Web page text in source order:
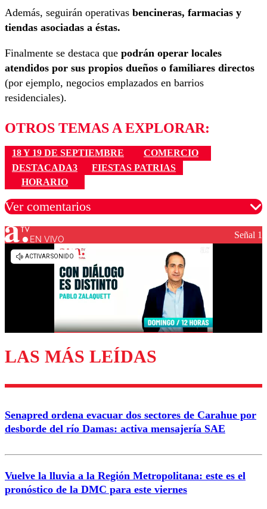
Además, seguirán operativas bencineras, farmacias y
tiendas asociadas a éstas.
Finalmente se destaca que podrán operar locales
atendidos por sus propios dueños o familiares directos
(por ejemplo, negocios emplazados en barrios
residenciales).
OTROS TEMAS A EXPLORAR:
18 Y 19 DE SEPTIEMBRE
COMERCIO
DESTACADA3
FIESTAS PATRIAS
HORARIO
Ver comentarios
Los comentarios son moderados para garantizar un
diálogo respetuoso.
Enviar comentario
EN VIVO Señal 1
LAS MÁS LEÍDAS
Senapred ordena evacuar dos sectores de Carahue por
desborde del río Damas: activa mensajería SAE
Vuelve la lluvia a la Región Metropolitana: este es el
pronóstico de la DMC para este viernes